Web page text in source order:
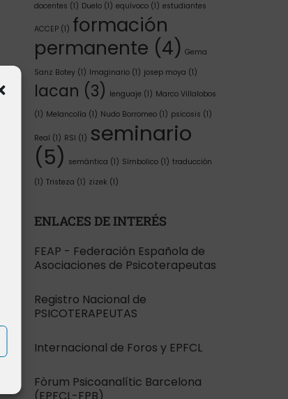
docentes (1) Duelo(1) equívoco(1) estudiantes
ACCEP(1) formación
permanente (4) Gema
Sanz Botey(1) Imaginario(1) josep moya (1)
lacan (3) lenguaje(1) Marco Villalobos
(1) Melancolía (1) Nudo Borromeo(1) psicosis (1)
Real (1) RSI (1) seminario
(5) semántica (1) Símbolico(1) traducción
(1) Tristeza (1) zizek (1)
ENLACES DE INTERÉS
FEAP - Federación Española de
Asociaciones de Psicoterapeutas
Registro Nacional de
PSICOTERAPEUTAS
Internacional de Foros y EPFCL
Fòrum Psicoanalític Barcelona